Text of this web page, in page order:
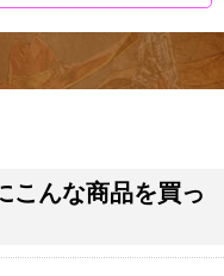
こんな商品を買っ